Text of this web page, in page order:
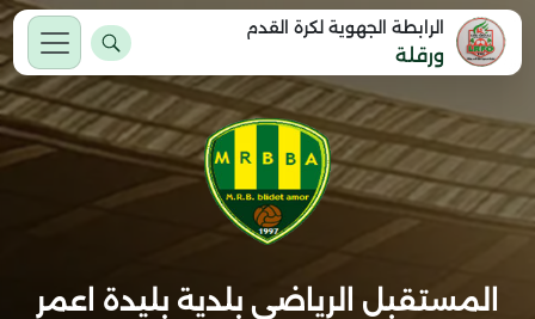
الرابطة الجهوية لكرة القدم
ورقلة
المستقبل الرياضي بلدية بليدة اعمر